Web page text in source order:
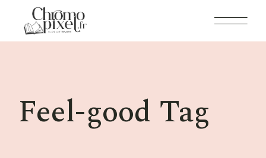
content
Feel-good Tag